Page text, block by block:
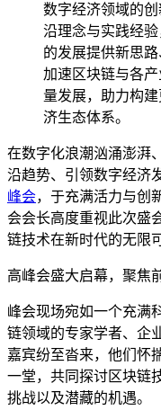
数字经济领域的
沿理念与实践经
的发展提供新思
加速区块链与各
量发展，助力构
济生态体系。
在数字化浪潮汹涌澎湃
沿趋势、引领数字经
峰会，于充满活力与创
会会长高度重视此次盛
链技术在新时代的无限
高峰会盛大启幕，聚焦
峰会现场宛如一个充满
链领域的专家学者、企
嘉宾纷至沓来，他们怀
一堂，共同探讨区块链
挑战以及潜藏的机遇。